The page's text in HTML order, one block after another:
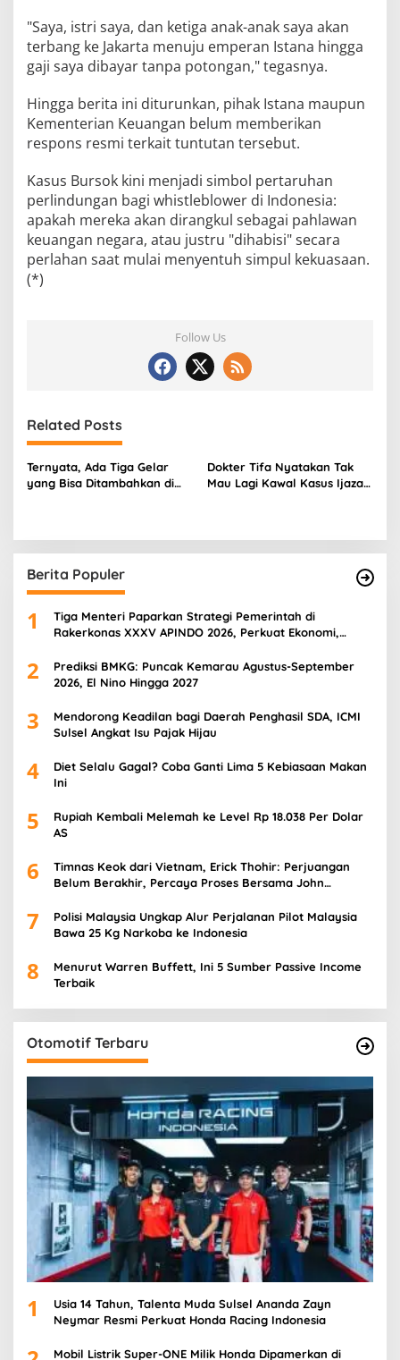
"Saya, istri saya, dan ketiga anak-anak saya akan
terbang ke Jakarta menuju emperan Istana hingga
gaji saya dibayar tanpa potongan," tegasnya.
Hingga berita ini diturunkan, pihak Istana maupun
Kementerian Keuangan belum memberikan
respons resmi terkait tuntutan tersebut.
Kasus Bursok kini menjadi simbol pertaruhan
perlindungan bagi whistleblower di Indonesia:
apakah mereka akan dirangkul sebagai pahlawan
keuangan negara, atau justru "dihabisi" secara
perlahan saat mulai menyentuh simpul kekuasaan.
(*)
Follow Us
Related Posts
Ternyata, Ada Tiga Gelar
yang Bisa Ditambahkan di
Dokter Tifa Nyatakan Tak
Mau Lagi Kawal Kasus Ijazah
Berita Populer
1
Tiga Menteri Paparkan Strategi Pemerintah di
Rakerkonas XXXV APINDO 2026, Perkuat Ekonomi,
2
Prediksi BMKG: Puncak Kemarau Agustus-September
2026, El Nino Hingga 2027
3
Mendorong Keadilan bagi Daerah Penghasil SDA, ICMI
Sulsel Angkat Isu Pajak Hijau
4
Diet Selalu Gagal? Coba Ganti Lima 5 Kebiasaan Makan
Ini
5
Rupiah Kembali Melemah ke Level Rp 18.038 Per Dolar
AS
6
Timnas Keok dari Vietnam, Erick Thohir: Perjuangan
Belum Berakhir, Percaya Proses Bersama John
7
Polisi Malaysia Ungkap Alur Perjalanan Pilot Malaysia
Bawa 25 Kg Narkoba ke Indonesia
8
Menurut Warren Buffett, Ini 5 Sumber Passive Income
Terbaik
Otomotif Terbaru
1
Usia 14 Tahun, Talenta Muda Sulsel Ananda Zayn
Neymar Resmi Perkuat Honda Racing Indonesia
Mobil Listrik Super-ONE Milik Honda Dipamerkan di